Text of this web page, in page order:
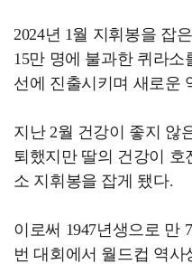
2024년 1월 지휘봉을 잡
15만 명에 불과한 퀴라
선에 진출시키며 새로운
지난 2월 건강이 좋지 않
퇴했지만 딸의 건강이
소 지휘봉을 잡게 됐다.
이로써 1947년생으로 만
번 대회에서 월드컵 역